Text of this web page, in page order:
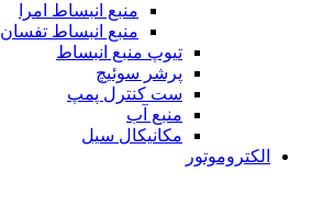
منبع انبساط امرا
منبع انبساط تفسان
تیوپ منبع انبساط
پرشر سوئیچ
ست کنترل پمپ
منبع آب
مکانیکال سیل
الکتروموتور